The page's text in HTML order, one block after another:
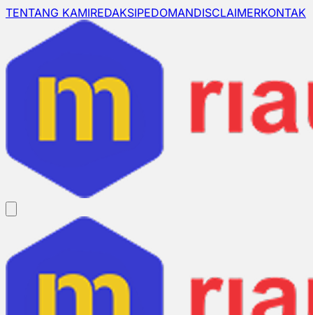
TENTANG KAMIREDAKSIPEDOMANDISCLAIMERKONTAK